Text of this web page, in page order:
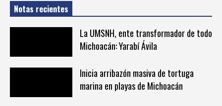
Notas recientes
La UMSNH, ente transformador de todo
Michoacán: Yarabí Ávila
Inicia arribazón masiva de tortuga
marina en playas de Michoacán